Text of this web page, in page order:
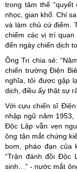
trong tâm thế
nhọc, gian khổ. Chỉ
và làm chủ cứ điểm.
chiếm các vị trí
đến ngày chiến dịch
Ông Tri chia sẻ:
chiến trường Điện
nghĩa, tôi được gặp
dịch, điều ấy thật sự
Với cựu chiến sĩ
nhập ngũ năm
Độc Lập vẫn vẹn
ông tận mắt chứng
bom, pháo đạn của
“Trận đánh đồi Độc
sinh…” - nước mắt